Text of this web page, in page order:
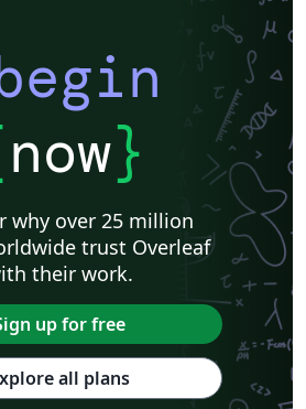
now}
why over 25 million
trust Overleaf
their work.
up for free
all plans